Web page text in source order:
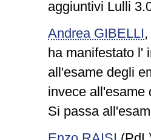
aggiuntivi Lulli
Andrea GIBELLI,
ha manifestato l'
all'esame degli
invece all'esame
Si passa